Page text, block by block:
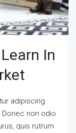
In
adipiscing
non odio
quis rutrum